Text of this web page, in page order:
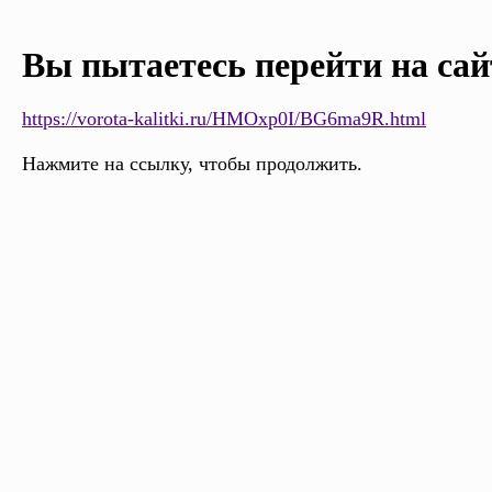
Вы пытаетесь перейти на
https://vorota-kalitki.ru/HMOxp0I/BG6ma9R.html
Нажмите на ссылку, чтобы продолжить.